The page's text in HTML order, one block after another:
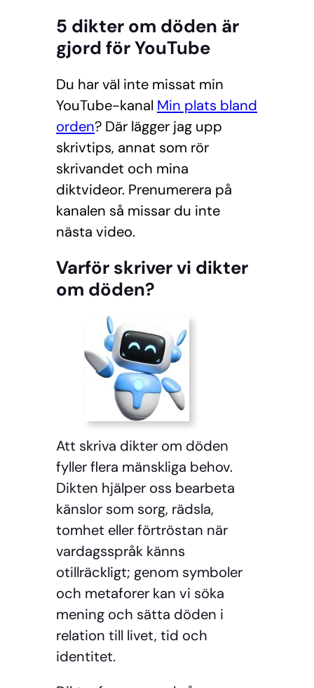
5 dikter om döden är
gjord för YouTube
Du har väl inte missat min
YouTube-kanal Min plats bland
orden? Där lägger jag upp
skrivtips, annat som rör
skrivandet och mina
diktvideor. Prenumerera på
kanalen så missar du inte
nästa video.
Varför skriver vi dikter
om döden?
Att skriva dikter om döden
fyller flera mänskliga behov.
Dikten hjälper oss bearbeta
känslor som sorg, rädsla,
tomhet eller förtröstan när
vardagsspråk känns
otillräckligt; genom symboler
och metaforer kan vi söka
mening och sätta döden i
relation till livet, tid och
identitet.